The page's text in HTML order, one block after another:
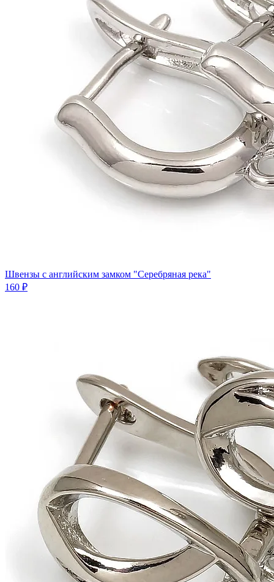
Швензы с английским замком "Серебряная река"
160 ₽